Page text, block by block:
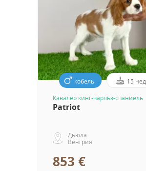
кобель 15 нед.
Кавалер кинг-чарльз-спаниель
Patriot
Дьюла
Венгрия
853 €